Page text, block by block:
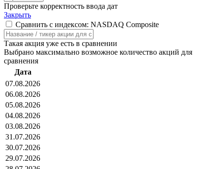
Проверьте корректность ввода дат
Закрыть
Сравнить с индексом: NASDAQ Composite
Такая акция уже есть в сравнении
Выбрано максимально возможное количество акций для
сравнения
Дата
07.08.2026
06.08.2026
05.08.2026
04.08.2026
03.08.2026
31.07.2026
30.07.2026
29.07.2026